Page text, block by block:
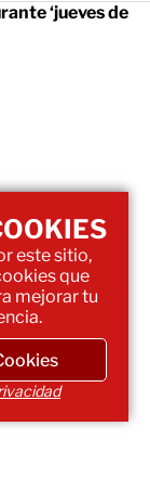
‘jueves de
este sitio,
que
mejorar tu